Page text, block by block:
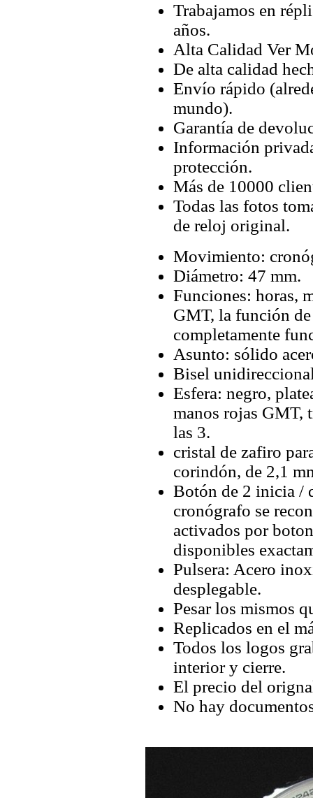
Trabajamos en
años.
Alta Calidad Ver
De alta calidad
Envío rápido
mundo).
Garantía de
Información
protección.
Más de 10000
Todas las fotos
de reloj original.
Movimiento:
Diámetro: 47 mm.
Funciones: horas,
GMT, la función
completamente
Asunto: sólido
Bisel
Esfera: negro,
manos rojas GMT,
las 3.
cristal de zafiro
corindón, de 2,1
Botón de 2 inicia /
cronógrafo se
activados por
disponibles
Pulsera: Acero
desplegable.
Pesar los mismos
Replicados en el
Todos los logos
interior y cierre.
El precio del
No hay